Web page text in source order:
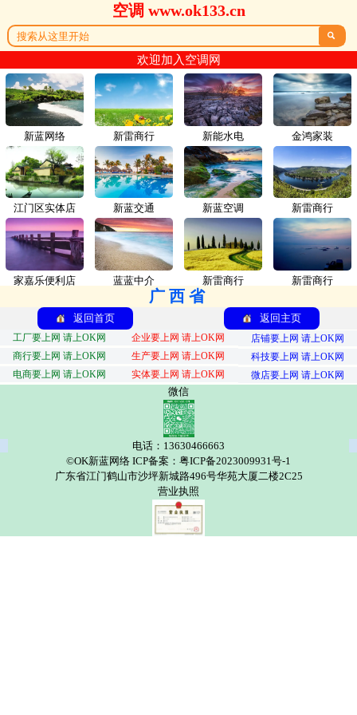
空调 www.ok133.cn

欢迎加入空调网
新蓝网络 新雷商行
江门区实体店 新蓝交通
家嘉乐便利店 蓝蓝中介
新能水电 金鸿家装
新蓝空调 新雷商行
新雷商行 新雷商行
广西省
返回首页 返回主页
工厂要上网 请上OK网 企业要上网 请上OK网
店铺要上网 请上OK网
商行要上网 请上OK网
生产要上网 请上OK网
科技要上网 请上OK网
电商要上网 请上OK网
实体要上网 请上OK网 微店要上网 请上OK网
微信
电话：13630466663
©OK新蓝网络 ICP备案：粤ICP备2023009931号-1
广东省江门鹤山市沙坪新城路496号华苑大厦二楼2C25
营业执照